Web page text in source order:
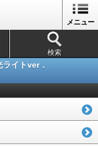
メニュー
検索
イトver．